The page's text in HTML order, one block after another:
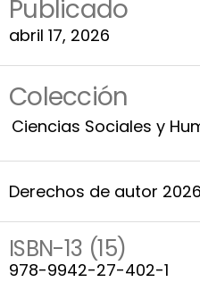
Publicado
abril 17, 2026
Colección
Ciencias Sociales y
Derechos de autor 2026
ISBN-13 (15)
978-9942-27-402-1